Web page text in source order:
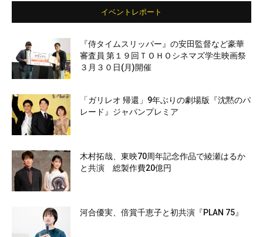
イベントレポート
『侍タイムスリッパー』の安田監督など豪華
審査員 第１９回ＴＯＨＯシネマズ学生映画祭
３月３０日(月)開催
「ガリレオ 帰還」9年ぶりの劇場版『沈黙のパ
レード』ジャパンプレミア
木村拓哉、東映70周年記念作品で綾瀬はるか
と共演 総製作費20億円
河合優実、倍賞千恵子と初共演『PLAN 75』